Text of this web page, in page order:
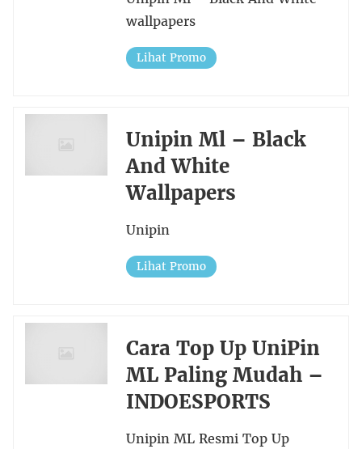
wallpapers
Lihat Promo
Unipin Ml – Black
And White
Wallpapers
Unipin
Lihat Promo
Cara Top Up UniPin
ML Paling Mudah –
INDOESPORTS
Unipin ML Resmi Top Up